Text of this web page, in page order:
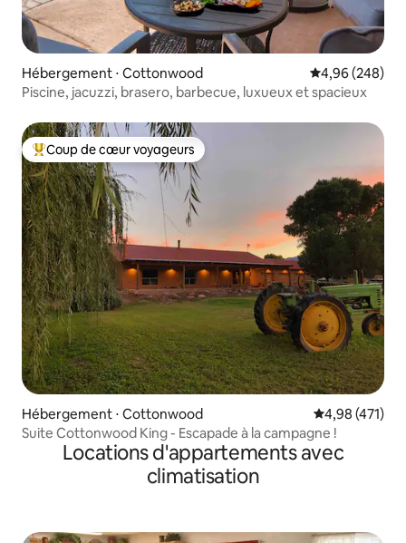
Hébergement ⋅ Cottonwood Évaluation
4,96 (248)
Piscine, jacuzzi, brasero, barbecue, luxueux et spacieux
Coups de cœur voyageurs les plus appréciés
Coup de cœur voyageurs
Hébergement ⋅ Cottonwood Évaluation
4,98 (471)
Suite Cottonwood King - Escapade à la campagne !
Locations d'appartements avec
climatisation